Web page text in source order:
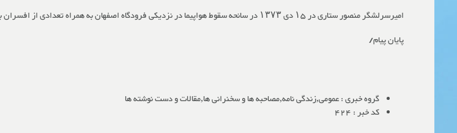
امیرسرلشگر منصور ستاری در ۱۵ دی ۱۳۷۳ در سانحه سقوط هواپیما در نزدیکی فرودگاه اصفهان به همراه تعدادی از افسران بلندپایه نیروی هوایی و همرزمان اش به درجه رفیع شهادت نائل آمد.
پایان پیام/
گروه خبری :عمومی,زندگی نامه,مصاحبه ها و سخنرانی ها,مقالات و دست نوشته ها
کد خبر :424